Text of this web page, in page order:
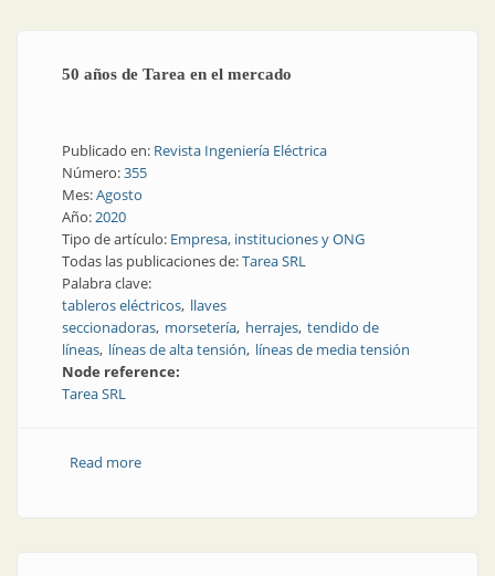
50 años de Tarea en el mercado
Publicado en: Revista Ingeniería Eléctrica
Número:355
Mes:Agosto
Año:2020
Tipo de artículo: Empresa, instituciones y ONG
Todas las publicaciones de:Tarea SRL
Palabra clave:
tableros eléctricos llaves
seccionadoras morsetería herrajes tendido de
líneas líneas de alta tensión líneas de media tensión
Node reference:
Tarea SRL
Read moreabout 50 años de Tarea en el mercado